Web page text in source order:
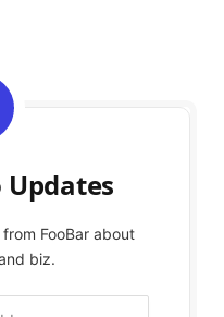
Updates
FooBar about
biz.